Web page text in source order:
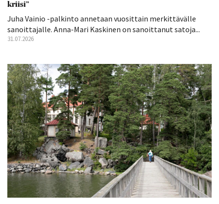
kriisi”
Juha Vainio -palkinto annetaan vuosittain merkittävälle
sanoittajalle. Anna-Mari Kaskinen on sanoittanut satoja...
31.07.2026